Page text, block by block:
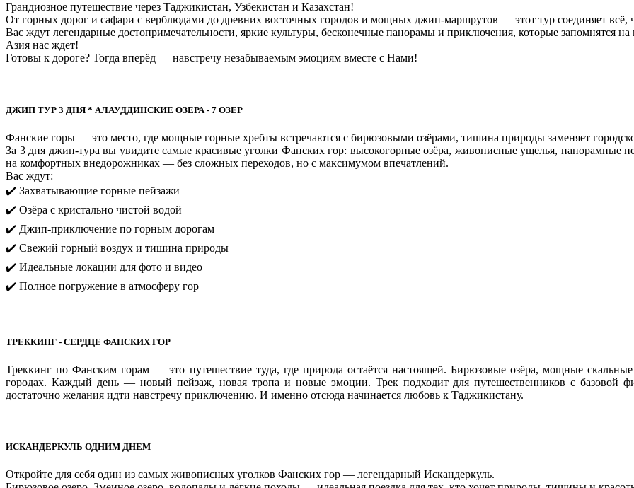
Грандиозное путешествие через Таджикистан, Узбекистан и Казахстан!
От горных дорог и сафари с верблюдами до древних восточных городов и мощных джип-маршрутов — этот тур соединяет
Вас ждут легендарные достопримечательности, яркие культуры, бесконечные панорамы и приключения, которые запомнятся
Азия нас ждет!
Готовы к дороге? Тогда вперёд — навстречу незабываемым эмоциям вместе с Нами!
ДЖИП ТУР 3 ДНЯ * АЛАУДДИНСКИЕ ОЗЕРА - 7 ОЗЕР
Фанские горы — это место, где мощные горные хребты встречаются с бирюзовыми озёрами, тишина природы заменяет
За 3 дня джип-тура вы увидите самые красивые уголки Фанских гор: высокогорные озёра, живописные ущелья, панорамные
на комфортных внедорожниках — без сложных переходов, но с максимумом впечатлений.
Вас ждут:
✔️ Захватывающие горные пейзажи
✔️ Озёра с кристально чистой водой
✔️ Джип-приключение по горным дорогам
✔️ Свежий горный воздух и тишина природы
✔️ Идеальные локации для фото и видео
✔️ Полное погружение в атмосферу гор
ТРЕККИНГ - СЕРДЦЕ ФАНСКИХ ГОР
Треккинг по Фанским горам — это путешествие туда, где природа остаётся настоящей. Бирюзовые озёра, мощные
городах. Каждый день — новый пейзаж, новая тропа и новые эмоции. Трек подходит для путешественников с базовой
достаточно желания идти навстречу приключению. И именно отсюда начинается любовь к Таджикистану.
ИСКАНДЕРКУЛЬ ОДНИМ ДНЕМ
Откройте для себя один из самых живописных уголков Фанских гор — легендарный Искандеркуль.